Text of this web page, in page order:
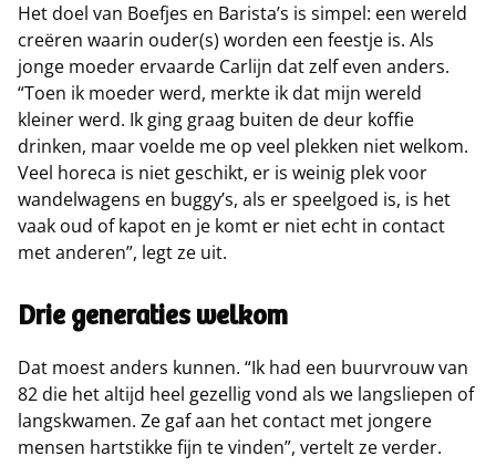
Het doel van Boefjes en Barista’s is simpel: een wereld
creëren waarin ouder(s) worden een feestje is. Als
jonge moeder ervaarde Carlijn dat zelf even anders.
“Toen ik moeder werd, merkte ik dat mijn wereld
kleiner werd. Ik ging graag buiten de deur koffie
drinken, maar voelde me op veel plekken niet welkom.
Veel horeca is niet geschikt, er is weinig plek voor
wandelwagens en buggy’s, als er speelgoed is, is het
vaak oud of kapot en je komt er niet echt in contact
met anderen”, legt ze uit.
Drie generaties welkom
Dat moest anders kunnen. “Ik had een buurvrouw van
82 die het altijd heel gezellig vond als we langsliepen of
langskwamen. Ze gaf aan het contact met jongere
mensen hartstikke fijn te vinden”, vertelt ze verder.